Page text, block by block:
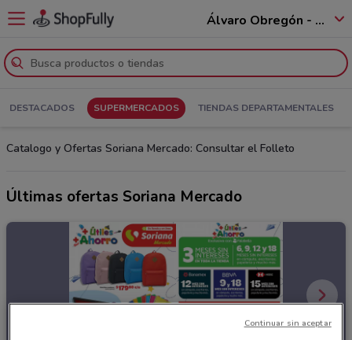
Álvaro Obregón - 01520
DESTACADOS SUPERMERCADOS TIENDAS DEPARTAMENTALES
Catalogo y Ofertas Soriana Mercado: Consultar el Folleto
Últimas ofertas Soriana Mercado
Continuar sin aceptar